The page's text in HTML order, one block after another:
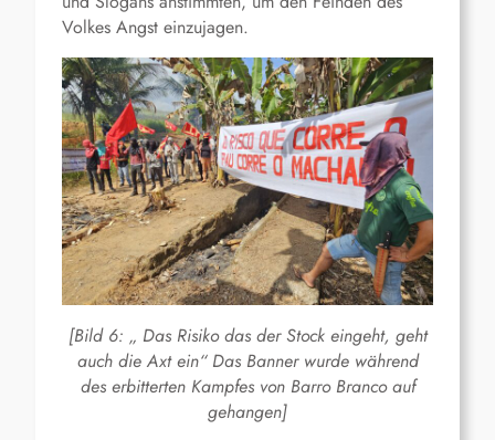
Volkes Angst einzujagen.
[Bild 6: „ Das Risiko das der Stock eingeht, geht
auch die Axt ein“ Das Banner wurde während
des erbitterten Kampfes von Barro Branco auf
gehangen]